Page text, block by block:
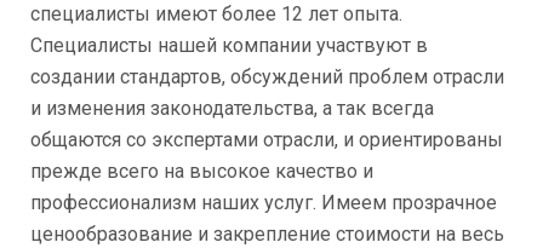
специалисты имеют более 12 лет опыта.
Специалисты нашей компании участвуют в
создании стандартов, обсуждений проблем отрасли
и изменения законодательства, а так всегда
общаются со экспертами отрасли, и ориентированы
прежде всего на высокое качество и
профессионализм наших услуг. Имеем прозрачное
ценообразование и закрепление стоимости на весь